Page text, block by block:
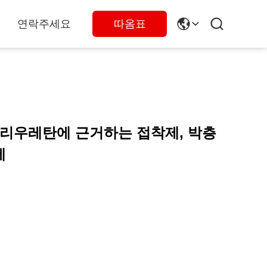
연락주세요 따옴표
우레탄에 근거하는 접착제, 박층